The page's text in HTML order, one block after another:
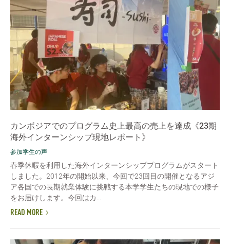
カンボジアでのプログラム史上最高の売上を達成《23期
海外インターンシップ現地レポート》
参加学生の声
春季休暇を利用した海外インターンシッププログラムがスタート
しました。2012年の開始以来、今回で23回目の開催となるアジ
ア各国での長期就業体験に挑戦する本学学生たちの現地での様子
をお届けします。今回はカ...
READ MORE